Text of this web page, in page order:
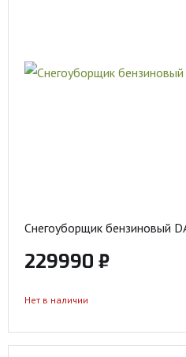
Снегоуборщик бензиновый
229990 ₽
Нет в наличии